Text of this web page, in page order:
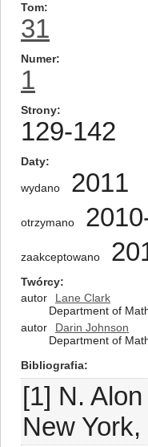
Tom
31
Numer
1
Strony
129-142
Daty
wydano 2011
otrzymano
zaakceptowano
Twórcy
autor
Lane Clark
Department of
autor
Darin Johnson
Department of
Bibliografia
[1] N.
New